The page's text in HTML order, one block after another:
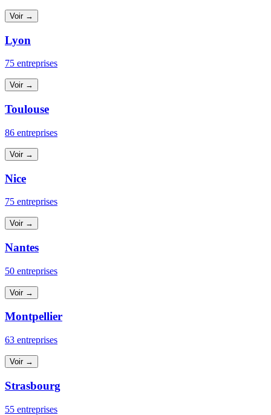
Voir →
Lyon
75 entreprises
Voir →
Toulouse
86 entreprises
Voir →
Nice
75 entreprises
Voir →
Nantes
50 entreprises
Voir →
Montpellier
63 entreprises
Voir →
Strasbourg
55 entreprises